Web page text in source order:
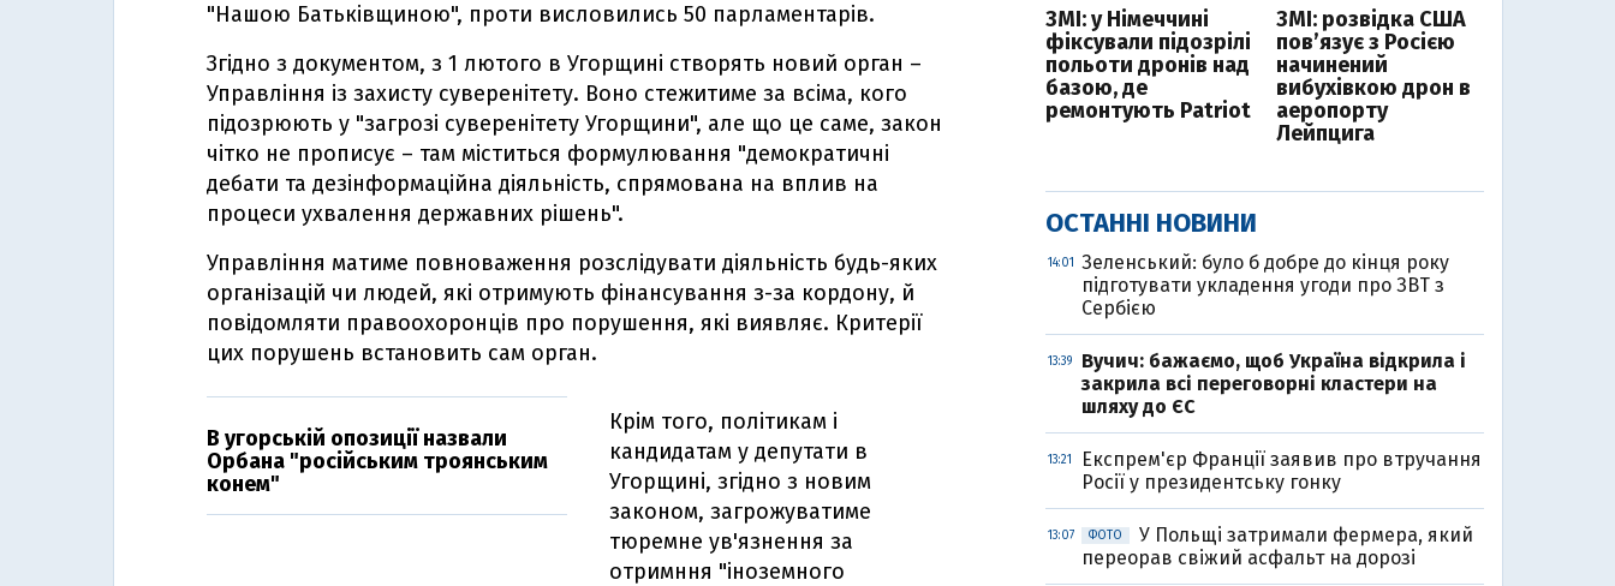
"Нашою Батьківщиною", проти висловились 50 парламентарів.
Згідно з документом, з 1 лютого в Угорщині створять новий орган –
Управління із захисту суверенітету. Воно стежитиме за всіма, кого
підозрюють у "загрозі суверенітету Угорщини", але що це саме, закон
чітко не прописує – там міститься формулювання "демократичні
дебати та дезінформаційна діяльність, спрямована на вплив на
процеси ухвалення державних рішень".
Управління матиме повноваження розслідувати діяльність будь-яких
організацій чи людей, які отримують фінансування з-за кордону, й
повідомляти правоохоронців про порушення, які виявляє. Критерії
цих порушень встановить сам орган.
В угорській опозиції назвали
Орбана "російським троянським
конем"
Крім того, політикам і
кандидатам у депутати в
Угорщині, згідно з новим
законом, загрожуватиме
тюремне ув'язнення за
отримння "іноземного
ЗМІ: у Німеччині
фіксували підозрілі
польоти дронів над
базою, де
ремонтують Patriot
ЗМІ: розвідка США
пов’язує з Росією
начинений
вибухівкою дрон в
аеропорту
Лейпцига
ОСТАННІ НОВИНИ
14:01
Зеленський: було б добре до кінця року
підготувати укладення угоди про ЗВТ з
Сербією
13:39
Вучич: бажаємо, щоб Україна відкрила і
закрила всі переговорні кластери на
шляху до ЄС
13:21
Експрем'єр Франції заявив про втручання
Росії у президентську гонку
13:07 ФОТО
У Польщі затримали фермера, який
переорав свіжий асфальт на дорозі